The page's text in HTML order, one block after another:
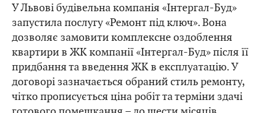
У Львові будівельна компанія «Інтергал-Буд»
запустила послугу «Ремонт під ключ». Вона
дозволяє замовити комплексне оздоблення
квартири в ЖК компанії «Інтергал-Буд» після її
придбання та введення ЖК в експлуатацію. У
договорі зазначається обраний стиль ремонту,
чітко прописується ціна робіт та терміни здачі